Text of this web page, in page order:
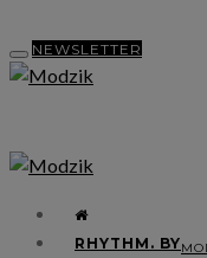
NEWSLETTER
RHYTHM. BY